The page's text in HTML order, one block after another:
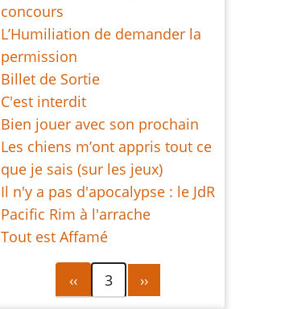
concours
L’Humiliation de demander la
permission
Billet de Sortie
C'est interdit
Bien jouer avec son prochain
Les chiens m’ont appris tout ce
que je sais (sur les jeux)
Il n'y a pas d'apocalypse : le JdR
Pacific Rim à l'arrache
Tout est Affamé
Pagination
Page
précédente
‹‹ 3
Page
suivante
››